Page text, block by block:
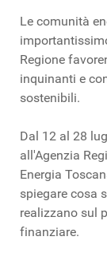
Le comunità
Regione
inquinanti e
sostenibili.
Dal 12 al 28
all'Agenzia
Energia
spiegare cosa
realizzano sul
finanziare.